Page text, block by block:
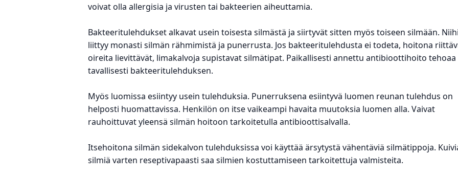
voivat olla allergisia ja virusten tai bakteerien aiheuttamia.
Bakteeritulehdukset alkavat usein toisesta silmästä ja siirtyvät sitten myös toiseen silmään.
liittyy monasti silmän rähmimistä ja punerrusta. Jos bakteeritulehdusta ei todeta, hoitona
oireita lievittävät, limakalvoja supistavat silmätipat. Paikallisesti annettu antibioottihoito tehoaa
tavallisesti bakteeritulehduksen.
Myös luomissa esiintyy usein tulehduksia. Punerruksena esiintyvä luomen reunan tulehdus on
helposti huomattavissa. Henkilön on itse vaikeampi havaita muutoksia luomen alla. Vaivat
rauhoittuvat yleensä silmän hoitoon tarkoitetulla antibioottisalvalla.
Itsehoitona silmän sidekalvon tulehduksissa voi käyttää ärsytystä vähentäviä silmätippoja.
silmiä varten reseptivapaasti saa silmien kostuttamiseen tarkoitettuja valmisteita.